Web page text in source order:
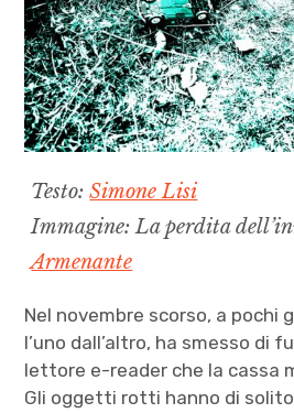
Archivio
Testo:Simone Lisi
Immagine: La perdita
Armenante
Nel novembre scorso, a pochi
l’uno dall’altro, ha smesso di
lettore e-reader che la cassa
Gli oggetti rotti hanno di